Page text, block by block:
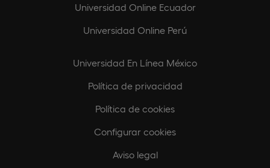
Universidad Online Ecuador
Universidad Online Perú
Universidad En Línea México
Política de privacidad
Política de cookies
Configurar cookies
Aviso legal